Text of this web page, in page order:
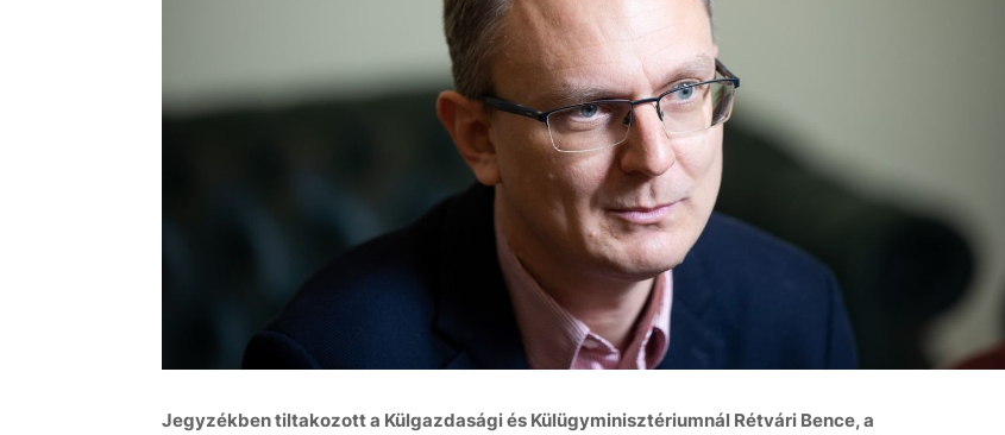
Jegyzékben tiltakozott a Külgazdasági és Külügyminisztériumnál Rétvári Bence, a